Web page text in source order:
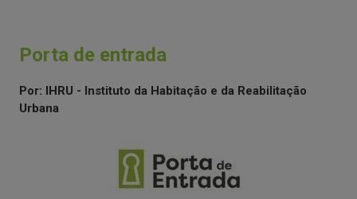
Porta de entrada
Por: IHRU - Instituto da Habitação e da Reabilitação
Urbana